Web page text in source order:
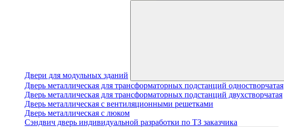
Двери для модульных зданий
Дверь металлическая для трансформаторных подстанций одностворчатая
Дверь металлическая для трансформаторных подстанций двухстворчатая
Дверь металлическая с вентиляционными решетками
Дверь металлическая с люком
Cэндвич дверь индивидуальной разработки по ТЗ заказчика